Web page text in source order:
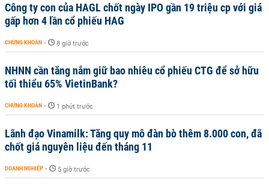
Công ty con của HAGL chốt ngày IPO gần 19 triệu cp với giá
gấp hơn 4 lần cổ phiếu HAG
CHỨNG KHOÁN - 8 giờ trước
NHNN cần tăng nắm giữ bao nhiêu cổ phiếu CTG để sở hữu
tối thiểu 65% VietinBank?
CHỨNG KHOÁN - 1 phút trước
Lãnh đạo Vinamilk: Tăng quy mô đàn bò thêm 8.000 con, đã
chốt giá nguyên liệu đến tháng 11
DOANH NGHIỆP - 5 giờ trước